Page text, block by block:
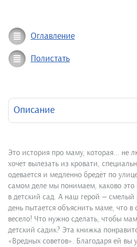
Оглавление
Полистать
Описание
Это история про маму, которая... не
хочет вылезать из кровати,
одевается и медленно бредёт по
самом деле мы понимаем, каково это
в детский сад. А наш герой —
день пытается объяснить маме, что в
весело! Что нужно сделать, чтобы
детский садик? Эта книжка
«Вредных советов». Благодаря ей вы